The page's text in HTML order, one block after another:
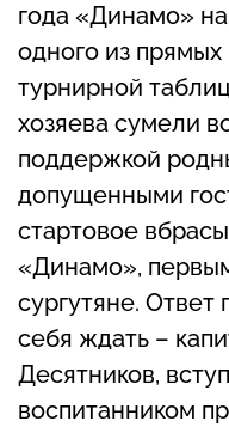
года «Динамо»
одного из прямых
турнирной
хозяева сумели
поддержкой
допущенными
стартовое
«Динамо»,
сургутяне. Ответ
себя ждать –
Десятников,
воспитанником